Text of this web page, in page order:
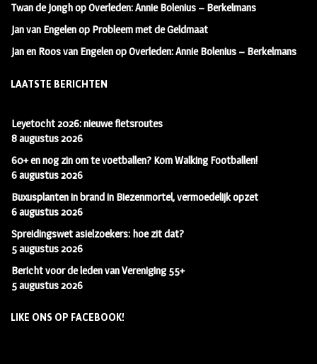
Twan de JonghopOverleden: Annie Bolenius – Berkelmans
Jan van Engelenop Probleem met de Geldmaat
Jan en Roos van EngelenopOverleden: Annie Bolenius – Berkelmans
LAATSTE BERICHTEN
Leyetocht 2026: nieuwe fietsroutes
8 augustus 2026
60+ en nog zin om te voetballen? Kom Walking Footballen!
6 augustus 2026
Buxusplanten in brand in Biezenmortel, vermoedelijk opzet
6 augustus 2026
Spreidingswet asielzoekers: hoe zit dat?
5 augustus 2026
Bericht voor de leden van Vereniging 55+
5 augustus 2026
LIKE ONS OP FACEBOOK!